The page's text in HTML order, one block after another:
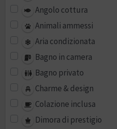
Angolo cottura
Animali ammessi
Aria condizionata
Bagno in camera
Bagno privato
Charme & design
Colazione inclusa
Dimora di prestigio